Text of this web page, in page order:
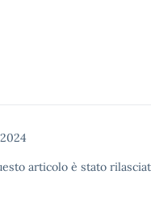
articolo è stato